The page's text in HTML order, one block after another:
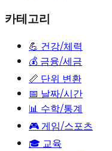
카테고리
💪 건강/체력
💰 금융/세금
📏 단위 변환
📅 날짜/시간
📊 수학/통계
🎮게임/스포츠
🎓 교육